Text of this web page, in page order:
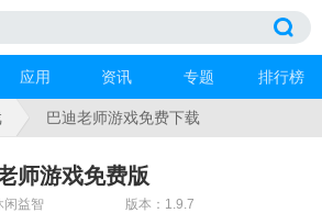
应用 资讯 专题 排行榜
巴迪老师游戏免费下载
师游戏免费版
闲益智
版本：1.9.7